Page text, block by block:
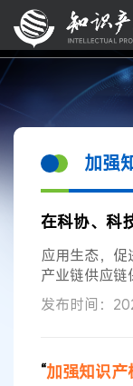
加强
应用生态，
产业链供应
展、扩消费、
的自由创造。
重和应有报
发布时间：
“加强知识产